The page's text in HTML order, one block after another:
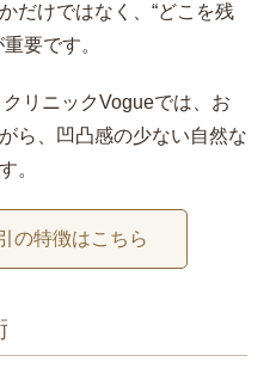
だけではなく、“どこを残
要です。
リニックVogueでは、お
ら、凹凸感の少ない自然な
。
の特徴はこちら